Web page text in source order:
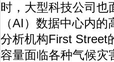
时，大型科技公司也
（AI）数据中心内
分析机构First Street
容量面临各种气候灾